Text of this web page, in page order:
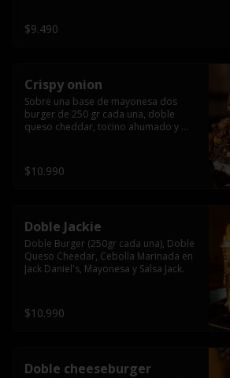
$9.490
Crispy onion
Sobre una base de mayonesa dos
burger de 250 gr cada una, doble
queso cheddar, tocino ahumado y
$10.990
Doble Jackie
Doble Burger (250gr cada una), Doble
Queso Cheedar, Cebolla Marinada en
Jack Daniel's, Mayonesa y Salsa Jack.
$10.990
Doble cheeseburger